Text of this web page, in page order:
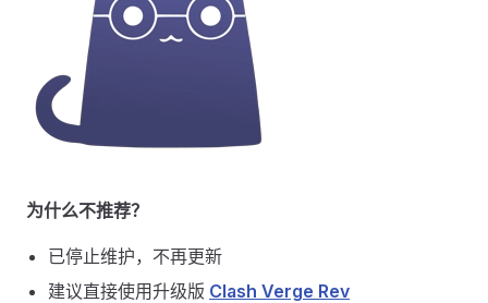
为什么不推荐？
已停止维护，不再更新
建议直接使用升级版 Clash Verge Rev